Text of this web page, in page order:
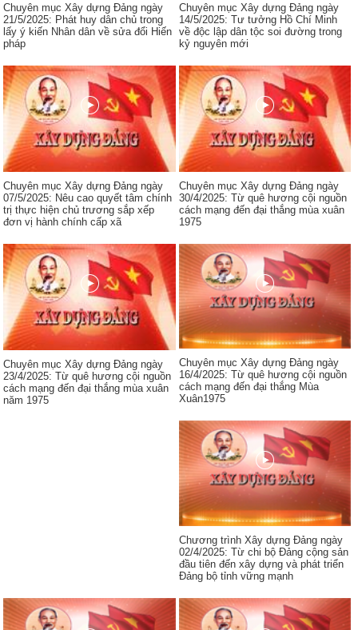
Chuyên mục Xây dựng Đảng ngày
21/5/2025: Phát huy dân chủ trong
lấy ý kiến Nhân dân về sửa đổi Hiến
pháp
Chuyên mục Xây dựng Đảng ngày
14/5/2025: Tư tưởng Hồ Chí Minh
về độc lập dân tộc soi đường trong
kỷ nguyên mới
Chuyên mục Xây dựng Đảng ngày
07/5/2025: Nêu cao quyết tâm chính
trị thực hiện chủ trương sắp xếp
đơn vị hành chính cấp xã
Chuyên mục Xây dựng Đảng ngày
30/4/2025: Từ quê hương cội nguồn
cách mạng đến đại thắng mùa xuân
1975
Chuyên mục Xây dựng Đảng ngày
23/4/2025: Từ quê hương cội nguồn
cách mạng đến đại thắng mùa xuân
năm 1975
Chuyên mục Xây dựng Đảng ngày
16/4/2025: Từ quê hương cội nguồn
cách mạng đến đại thắng Mùa
Xuân1975
Chương trình Xây dựng Đảng ngày
02/4/2025: Từ chi bộ Đảng cộng sản
đầu tiên đến xây dựng và phát triển
Đảng bộ tỉnh vững mạnh